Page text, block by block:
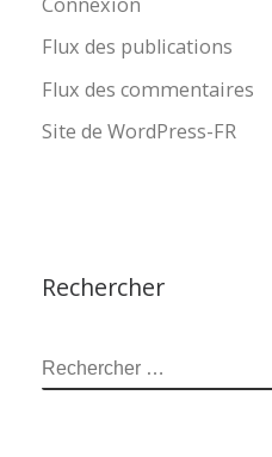
Flux des publications
Flux des commentaires
Site de WordPress-FR
Rechercher
RECHERCHER